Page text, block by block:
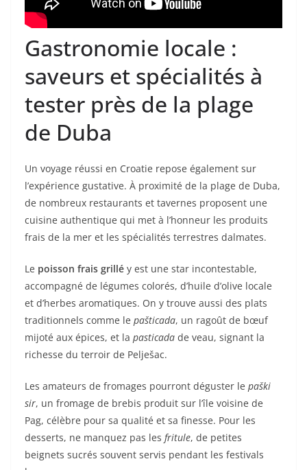
Gastronomie locale :
saveurs et spécialités à
tester près de la plage
de Duba
Un voyage réussi en Croatie repose également sur
l’expérience gustative. À proximité de la plage de Duba,
de nombreux restaurants et tavernes proposent une
cuisine authentique qui met à l’honneur les produits
frais de la mer et les spécialités terrestres dalmates.
Le poisson frais grillé y est une star incontestable,
accompagné de légumes colorés, d’huile d’olive locale
et d’herbes aromatiques. On y trouve aussi des plats
traditionnels comme le pašticada, un ragoût de bœuf
mijoté aux épices, et la pasticada de veau, signant la
richesse du terroir de Pelješac.
Les amateurs de fromages pourront déguster le paški
sir, un fromage de brebis produit sur l’île voisine de
Pag, célèbre pour sa qualité et sa finesse. Pour les
desserts, ne manquez pas les fritule, de petites
beignets sucrés souvent servis pendant les festivals